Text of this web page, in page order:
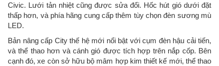
Civic. Lưới tản nhiệt cũng được sửa đổi. Hốc hút gió dưới đặt
thấp hơn, và phía hãng cung cấp thêm tùy chọn đèn sương mù
LED.
Bản nâng cấp City thế hệ mới nổi bật với cụm đèn hậu cải tiến,
và thể thao hơn và cánh gió được tích hợp trên nắp cốp. Bên
cạnh đó, xe còn sở hữu bộ mâm hợp kim thiết kế mới, thể thao